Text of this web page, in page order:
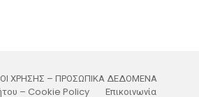
ΧΡΗΣΗΣ – ΠΡΟΣΩΠΙΚΑ ΔΕΔΟΜΕΝΑ
– Cookie Policy
Επικοινωνία